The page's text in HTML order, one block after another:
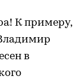
К примеру,
в